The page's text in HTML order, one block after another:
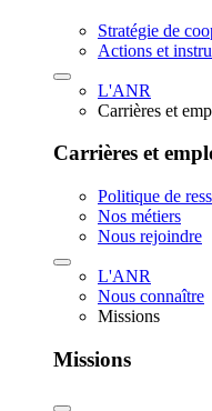
Stratégie de
Actions et
L'ANR
Carrières et
Carrières et
Politique de
Nos métiers
Nous rejoindre
L'ANR
Nous connaître
Missions
Missions